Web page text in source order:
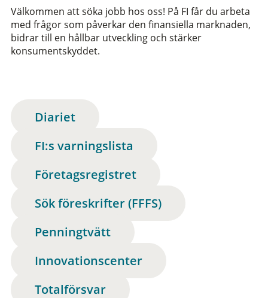
Välkommen att söka jobb hos oss! På FI får du arbeta
med frågor som påverkar den finansiella marknaden,
bidrar till en hållbar utveckling och stärker
konsumentskyddet.
Diariet
FI:s varningslista
Företagsregistret
Sök föreskrifter (FFFS)
Penningtvätt
Innovationscenter
Totalförsvar